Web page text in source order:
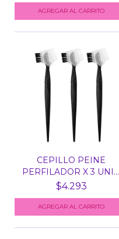
CEPILLO PEINE
PERFILADOR X 3 UNID
JESSAM...
$4.293